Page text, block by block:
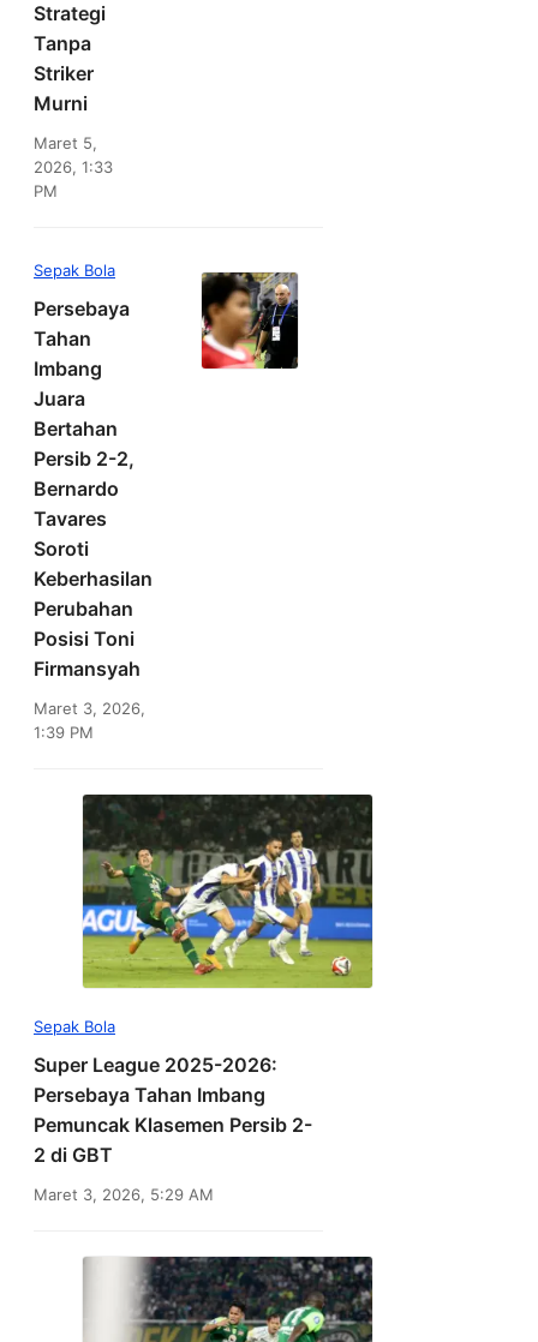
Strategi
Tanpa
Striker
Murni
Maret 5,
2026, 1:33
PM
Sepak Bola
Persebaya
Tahan
Imbang
Juara
Bertahan
Persib 2-2,
Bernardo
Tavares
Soroti
Keberhasilan
Perubahan
Posisi Toni
Firmansyah
Maret 3, 2026,
1:39 PM
Sepak Bola
Super League 2025-2026:
Persebaya Tahan Imbang
Pemuncak Klasemen Persib 2-
2 di GBT
Maret 3, 2026, 5:29 AM